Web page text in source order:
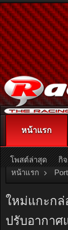
ติดต่อลงโฆษณา
หรื
หน้าแรก
ใหม่แกะกล่
ปรับอากาศ
หน้าแรก
โพสต์ล่าสุด กิ